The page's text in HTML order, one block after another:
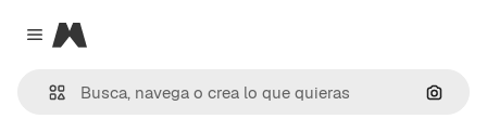
Close menu
Magnific